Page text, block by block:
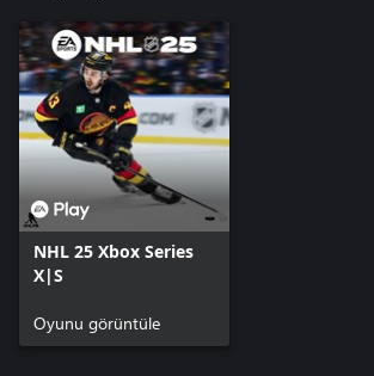
NHL 25 Xbox Series
X|S
Oyunu görüntüle